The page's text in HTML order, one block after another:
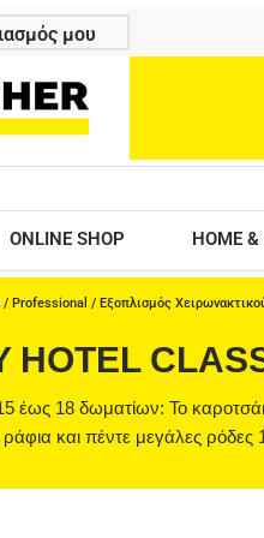
μου
ONLINE SHOP HOME &
/ Professional / Εξοπλισμός
HOTEL
έως 18 δωματίων: Το
ράφια και πέντε μεγάλες ρόδες